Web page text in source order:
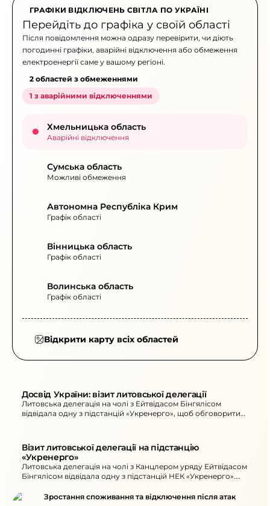
ГРАФІКИ ВІДКЛЮЧЕНЬ СВІТЛА ПО УКРАЇНІ
Перейдіть до графіка у своїй області
Після повідомлення можна одразу перевірити, чи діють
погодинні графіки, аварійні відключення або обмеження
електроенергії саме у вашому регіоні.
2 областей з обмеженнями
1 з аварійними відключеннями
Хмельницька область
Аварійні відключення
Сумська область
Можливі обмеження
Автономна Республіка Крим
Графік області
Вінницька область
Графік області
Волинська область
Графік області
Відкрити карту всіх областей
Досвід України: візит литовської делегації
Литовська делегація на чолі з Ейтвідасом Бінгялісом
відвідала одну з підстанцій «Укренерго», щоб обговорити
Візит литовської делегації на підстанцію
«Укренерго»
Литовська делегація на чолі з Канцлером уряду Ейтвідасом
Бінгялісом відвідала одну з підстанцій НЕК «Укренерго».
відновлення обладнання.